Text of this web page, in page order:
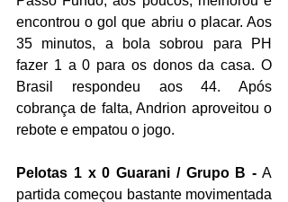
encontrou o gol que abriu o placar. Aos
35 minutos, a bola sobrou para PH
fazer 1 a 0 para os donos da casa. O
Brasil respondeu aos 44. Após
cobrança de falta, Andrion aproveitou o
rebote e empatou o jogo.
Pelotas 1 x 0 Guarani / Grupo B - A
partida começou bastante movimentada